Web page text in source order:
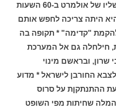
ועדת וינוגרד חיפשה את כשליו של אולמרט ב-60 השעות
היתה צריכה לחפש אותם
"קדימה" * תקופה בה
חילחלה גם אל המערכת
שרון, ובראשם מינוי
החורבן לישראל * מדוע
ההתנתקןת על סרוס
שחיתות מפי השופט